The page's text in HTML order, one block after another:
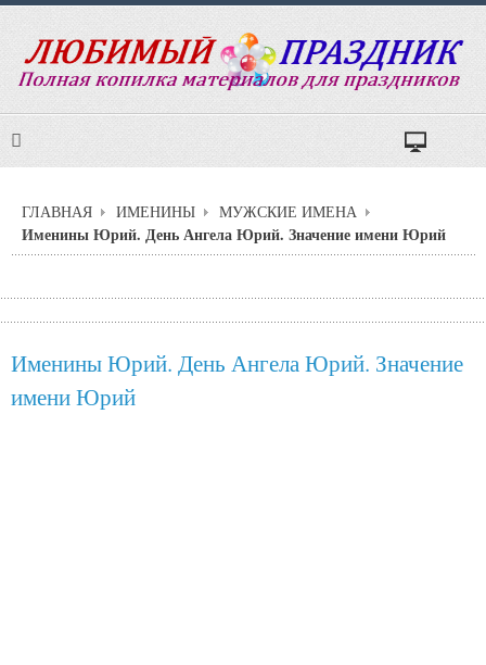
ГЛАВНАЯ ИМЕНИНЫ МУЖСКИЕ ИМЕНА
Именины Юрий. День Ангела Юрий. Значение имени Юрий
Именины Юрий. День Ангела Юрий. Значение
имени Юрий